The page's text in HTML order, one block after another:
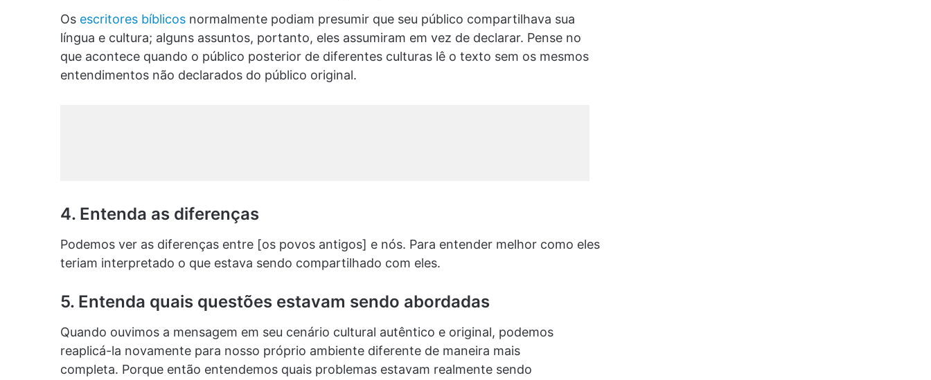
Os escritores bíblicos normalmente podiam presumir que seu público compartilhava sua
língua e cultura; alguns assuntos, portanto, eles assumiram em vez de declarar. Pense no
que acontece quando o público posterior de diferentes culturas lê o texto sem os mesmos
entendimentos não declarados do público original.
4. Entenda as diferenças
Podemos ver as diferenças entre [os povos antigos] e nós. Para entender melhor como eles
teriam interpretado o que estava sendo compartilhado com eles.
5. Entenda quais questões estavam sendo abordadas
Quando ouvimos a mensagem em seu cenário cultural autêntico e original, podemos
reaplicá-la novamente para nosso próprio ambiente diferente de maneira mais
completa. Porque então entendemos quais problemas estavam realmente sendo